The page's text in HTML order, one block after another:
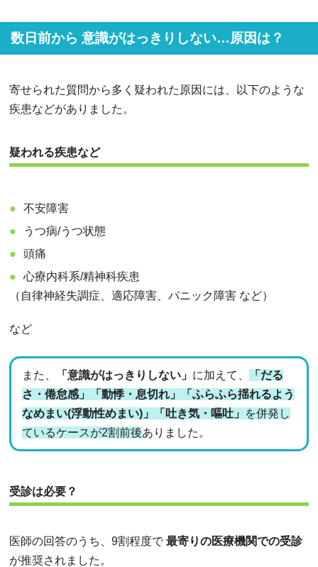
数日前から 意識がはっきりしない…原因は？
寄せられた質問から多く疑われた原因には、以下のような
疾患などがありました。
疑われる疾患など
不安障害
うつ病/うつ状態
頭痛
心療内科系/精神科疾患
（自律神経失調症、適応障害、パニック障害 など）
など
また、 「意識がはっきりしない」 に加えて、
「だる
さ・倦怠感」「動悸・息切れ」「ふらふら揺れるよう
なめまい(浮動性めまい)」「吐き気・嘔吐」 を併発し
ているケースが2割前後ありました。
受診は必要？
医師の回答のうち、9割程度で 最寄りの医療機関での受診
が推奨されました。